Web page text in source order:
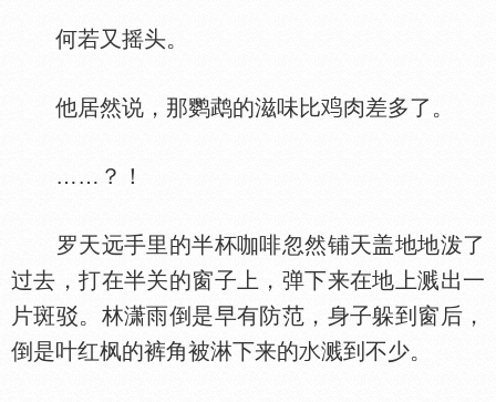
何若又摇头。
他居然说，那鹦鹉的滋味比 肉差多了。
……？！
罗天远手里的半杯咖啡忽然铺天盖地地泼了
过去，打在半关的窗子上，弹下来在地上溅出一
片斑驳。林潇雨倒是早有防范，身子躲到窗后，
倒是叶红枫的裤角被淋下来的
溅到不少。